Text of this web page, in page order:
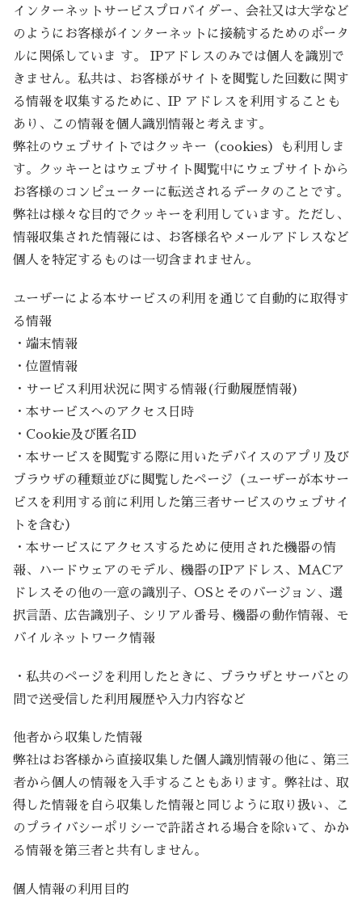
インターネットサービスプロバイダー、会社又は大学など
のようにお客様がインターネットに接続するためのポータ
ルに関係していま す。 IPアドレスのみでは個人を識別で
きません。私共は、お客様がサイトを閲覧した回数に関す
る情報を収集するために、IP アドレスを利用することも
あり、この情報を個人識別情報と考えます。
弊社のウェブサイトではクッキー（cookies）も利用しま
す。クッキーとはウェブサイト閲覧中にウェブサイトから
お客様のコンピューターに転送されるデータのことです。
弊社は様々な目的でクッキーを利用しています。ただし、
情報収集された情報には、お客様名やメールアドレスなど
個人を特定するものは一切含まれません。
ユーザーによる本サービスの利用を通じて自動的に取得す
る情報
・端末情報
・位置情報
・サービス利用状況に関する情報(行動履歴情報)
・本サービスへのアクセス日時
・Cookie及び匿名ID
・本サービスを閲覧する際に用いたデバイスのアプリ及び
ブラウザの種類並びに閲覧したページ（ユーザーが本サー
ビスを利用する前に利用した第三者サービスのウェブサイ
トを含む）
・本サービスにアクセスするために使用された機器の情
報、ハードウェアのモデル、機器のIPアドレス、MACア
ドレスその他の一意の識別子、OSとそのバージョン、選
択言語、広告識別子、シリアル番号、機器の動作情報、モ
バイルネットワーク情報
・私共のページを利用したときに、ブラウザとサーバとの
間で送受信した利用履歴や入力内容など
他者から収集した情報
弊社はお客様から直接収集した個人識別情報の他に、第三
者から個人の情報を入手することもあります。弊社は、取
得した情報を自ら収集した情報と同じように取り扱い、こ
のプライバシーポリシーで許諾される場合を除いて、かか
る情報を第三者と共有しません。
個人情報の利用目的